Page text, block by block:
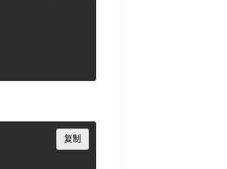
复制
Copy